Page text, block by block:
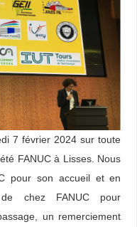
7 février 2024 sur toute
FANUC à Lisses. Nous
pour son accueil et en
chez FANUC pour
un remerciement